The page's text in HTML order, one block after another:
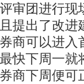
审团进行现
提出了改进
商可以进入
快下周一就
商下周便可